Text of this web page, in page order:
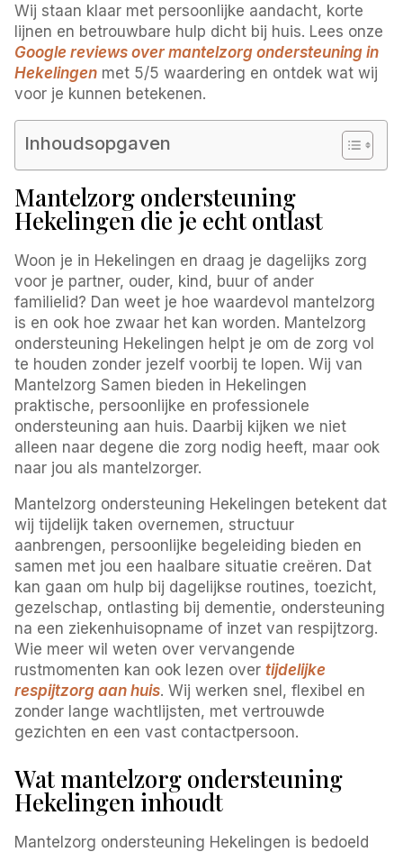
Wij staan klaar met persoonlijke aandacht, korte
lijnen en betrouwbare hulp dicht bij huis. Lees onze
Google reviews over mantelzorg ondersteuning in
Hekelingen met 5/5 waardering en ontdek wat wij
voor je kunnen betekenen.
Inhoudsopgaven
Mantelzorg ondersteuning
Hekelingen die je echt ontlast
Woon je in Hekelingen en draag je dagelijks zorg
voor je partner, ouder, kind, buur of ander
familielid? Dan weet je hoe waardevol mantelzorg
is en ook hoe zwaar het kan worden. Mantelzorg
ondersteuning Hekelingen helpt je om de zorg vol
te houden zonder jezelf voorbij te lopen. Wij van
Mantelzorg Samen bieden in Hekelingen
praktische, persoonlijke en professionele
ondersteuning aan huis. Daarbij kijken we niet
alleen naar degene die zorg nodig heeft, maar ook
naar jou als mantelzorger.
Mantelzorg ondersteuning Hekelingen betekent dat
wij tijdelijk taken overnemen, structuur
aanbrengen, persoonlijke begeleiding bieden en
samen met jou een haalbare situatie creëren. Dat
kan gaan om hulp bij dagelijkse routines, toezicht,
gezelschap, ontlasting bij dementie, ondersteuning
na een ziekenhuisopname of inzet van respijtzorg.
Wie meer wil weten over vervangende
rustmomenten kan ook lezen overtijdelijke
respijtzorg aan huis. Wij werken snel, flexibel en
zonder lange wachtlijsten, met vertrouwde
gezichten en een vast contactpersoon.
Wat mantelzorg ondersteuning
Hekelingen inhoudt
Mantelzorg ondersteuning Hekelingen is bedoeld